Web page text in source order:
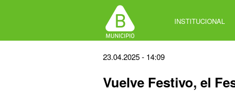
INSTITUCIONAL
Back
top
23.04.2025 - 14:09
Vuelve Festivo, el